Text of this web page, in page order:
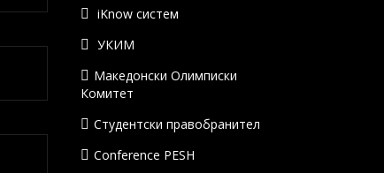
iKnow систем
УКИМ
Македонски Олимписки
Комитет
Студентски правобранител
Conference PESH